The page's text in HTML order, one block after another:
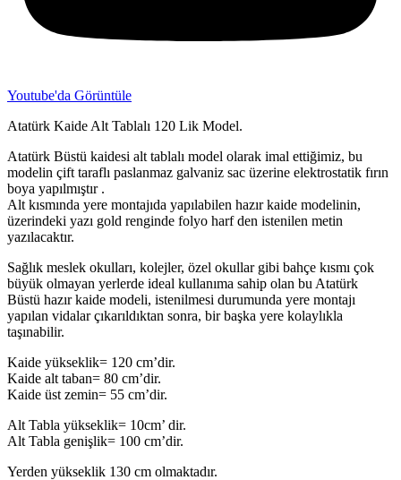
Youtube'da Görüntüle
Atatürk Kaide Alt Tablalı 120 Lik Model.
Atatürk Büstü kaidesi alt tablalı model olarak imal ettiğimiz, bu
modelin çift taraflı paslanmaz galvaniz sac üzerine elektrostatik fırın
boya yapılmıştır .
Alt kısmında yere montajıda yapılabilen hazır kaide modelinin,
üzerindeki yazı gold renginde folyo harf den istenilen metin
yazılacaktır.
Sağlık meslek okulları, kolejler, özel okullar gibi bahçe kısmı çok
büyük olmayan yerlerde ideal kullanıma sahip olan bu Atatürk
Büstü hazır kaide modeli, istenilmesi durumunda yere montajı
yapılan vidalar çıkarıldıktan sonra, bir başka yere kolaylıkla
taşınabilir.
Kaide yükseklik= 120 cm’dir.
Kaide alt taban= 80 cm’dir.
Kaide üst zemin= 55 cm’dir.
Alt Tabla yükseklik= 10cm’ dir.
Alt Tabla genişlik= 100 cm’dir.
Yerden yükseklik 130 cm olmaktadır.